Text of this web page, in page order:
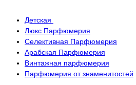
Детская
Люкс Парфюмерия
Селективная Парфюмерия
Арабская Парфюмерия
Винтажная парфюмерия
Парфюмерия от знаменитостей